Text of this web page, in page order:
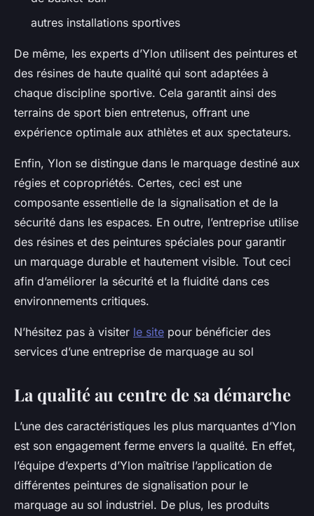
autres installations sportives
De même, les experts d’Ylon utilisent des peintures et
des résines de haute qualité qui sont adaptées à
chaque discipline sportive. Cela garantit ainsi des
terrains de sport bien entretenus, offrant une
expérience optimale aux athlètes et aux spectateurs.
Enfin, Ylon se distingue dans le marquage destiné aux
régies et copropriétés. Certes, ceci est une
composante essentielle de la signalisation et de la
sécurité dans les espaces. En outre, l’entreprise utilise
des résines et des peintures spéciales pour garantir
un marquage durable et hautement visible. Tout ceci
afin d’améliorer la sécurité et la fluidité dans ces
environnements critiques.
N’hésitez pas à visiter le site pour bénéficier des
services d’une entreprise de marquage au sol
La qualité au centre de sa démarche
L’une des caractéristiques les plus marquantes d’Ylon
est son engagement ferme envers la qualité. En effet,
l’équipe d’experts d’Ylon maîtrise l’application de
différentes peintures de signalisation pour le
marquage au sol industriel. De plus, les produits